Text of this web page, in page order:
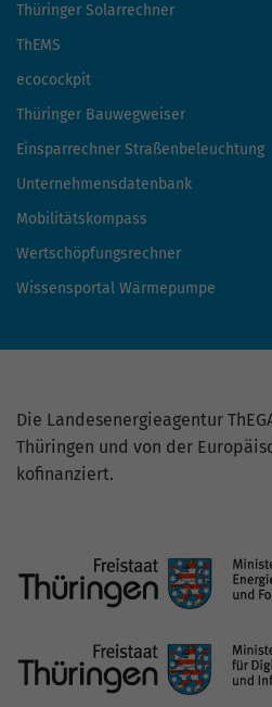
Thüringer Solarrechner
ThEMS
ecocockpit
Thüringer Bauwegweiser
Einsparrechner Straßenbeleuchtung
Unternehmensdatenbank
Mobilitätskompass
Wertschöpfungsrechner
Wissensportal Wärmepumpe
Die Landesenergieagentur
Thüringen und von der
kofinanziert.